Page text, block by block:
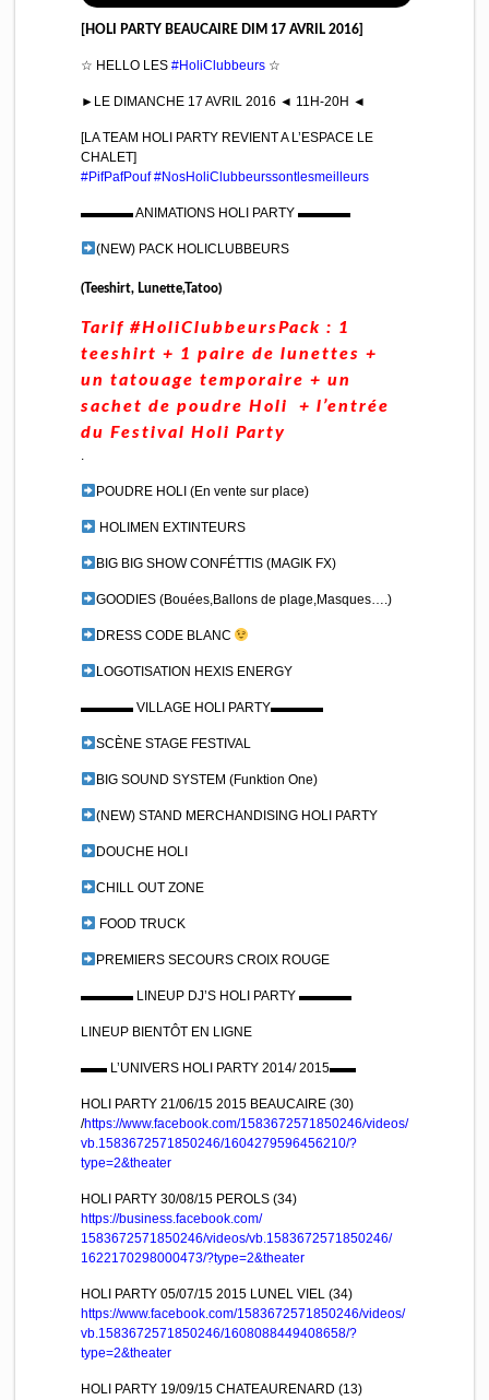
[HOLI PARTY BEAUCAIRE DIM 17 AVRIL 2016]
☆ HELLO LES #HoliClubbeurs ☆
►LE DIMANCHE 17 AVRIL 2016 ◄ 11H-20H ◄
[LA TEAM HOLI PARTY REVIENT A L’ESPACE LE
CHALET]
#PifPafPouf #NosHoliClubbeurssontlesmeilleurs
▬▬▬▬ ANIMATIONS HOLI PARTY ▬▬▬▬
(NEW) PACK HOLICLUBBEURS
(Teeshirt, Lunette,Tatoo)
Tarif #HoliClubbeursPack : 1
teeshirt + 1 paire de lunettes +
un tatouage temporaire + un
sachet de poudre Holi + l’entrée
du Festival Holi Party
.
POUDRE HOLI (En vente sur place)
HOLIMEN EXTINTEURS
BIG BIG SHOW CONFÉTTIS (MAGIK FX)
GOODIES (Bouées,Ballons de plage,Masques….)
DRESS CODE BLANC
LOGOTISATION HEXIS ENERGY
▬▬▬▬ VILLAGE HOLI PARTY▬▬▬▬
SCÈNE STAGE FESTIVAL
BIG SOUND SYSTEM (Funktion One)
(NEW) STAND MERCHANDISING HOLI PARTY
DOUCHE HOLI
CHILL OUT ZONE
FOOD TRUCK
PREMIERS SECOURS CROIX ROUGE
▬▬▬▬ LINEUP DJ’S HOLI PARTY ▬▬▬▬
LINEUP BIENTÔT EN LIGNE
▬▬ L’UNIVERS HOLI PARTY 2014/ 2015▬▬
HOLI PARTY 21/06/15 2015 BEAUCAIRE (30)
/https://www.facebook.com/1583672571850246/videos/
vb.1583672571850246/1604279596456210/?
type=2&theater
HOLI PARTY 30/08/15 PEROLS (34)
https://business.facebook.com/
1583672571850246/videos/vb.1583672571850246/
1622170298000473/?type=2&theater
HOLI PARTY 05/07/15 2015 LUNEL VIEL (34)
https://www.facebook.com/1583672571850246/videos/
vb.1583672571850246/1608088449408658/?
type=2&theater
HOLI PARTY 19/09/15 CHATEAURENARD (13)